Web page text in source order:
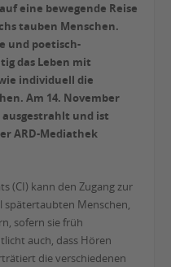
eine bewegende Reise
tauben Menschen.
und poetisch-
das Leben mit
individuell die
Am 14. November
ausgestrahlt und ist
ARD-Mediathek
(CI) kann den Zugang zur
spätertaubten Menschen,
sofern sie früh
auch, dass Hören
die verschiedenen